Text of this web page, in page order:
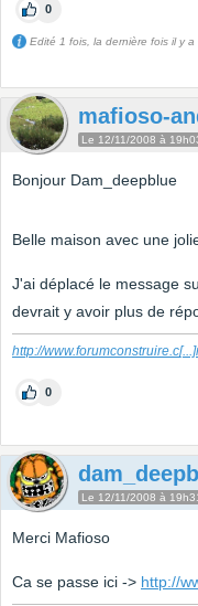
0
Edité 1 fois, la dernière fois il y a
mafioso-
Le 12/11/2008 à
Bonjour Dam_deepblue
Belle maison avec une
J'ai déplacé le message
devrait y avoir plus de
http://www.forumconstruire.c[...]
0
Le 12/11/2008 à
Merci Mafioso
Ca se passe ici -> http://